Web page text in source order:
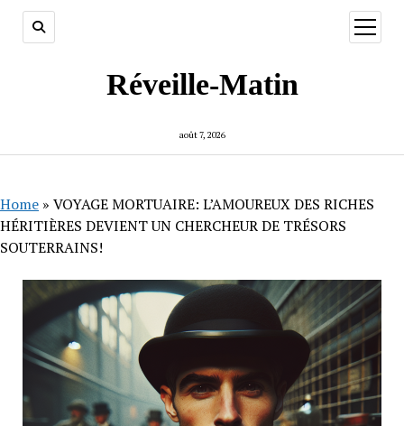
Réveille-Matin
août 7, 2026
ouvrir
menu
Home » VOYAGE MORTUAIRE: L’AMOUREUX DES RICHES
HÉRITIÈRES DEVIENT UN CHERCHEUR DE TRÉSORS
SOUTERRAINS!